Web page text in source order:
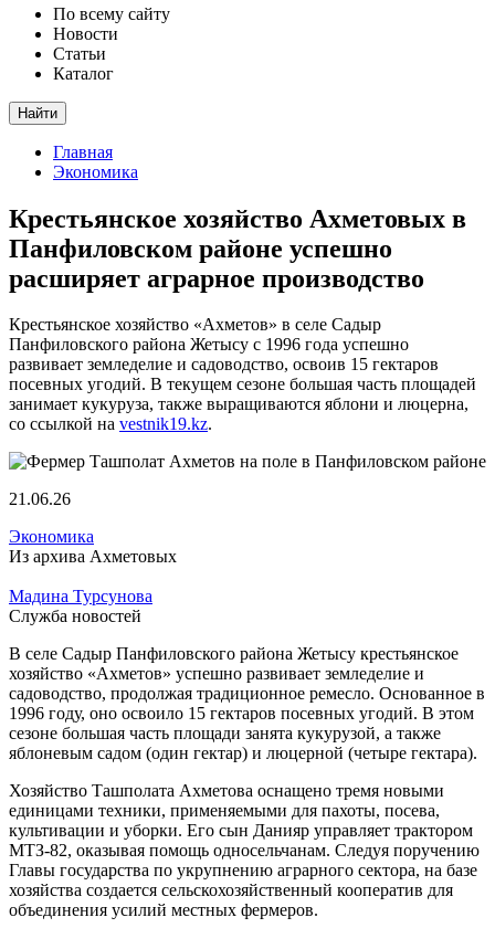
По всему сайту
Новости
Статьи
Каталог
Найти
Главная
Экономика
Крестьянское хозяйство Ахметовых в
Панфиловском районе успешно
расширяет аграрное производство
Крестьянское хозяйство «Ахметов» в селе Садыр
Панфиловского района Жетысу с 1996 года успешно
развивает земледелие и садоводство, освоив 15 гектаров
посевных угодий. В текущем сезоне большая часть площадей
занимает кукуруза, также выращиваются яблони и люцерна,
со ссылкой на vestnik19.kz.
21.06.26
Экономика
Из архива Ахметовых
Мадина Турсунова
Служба новостей
В селе Садыр Панфиловского района Жетысу крестьянское
хозяйство «Ахметов» успешно развивает земледелие и
садоводство, продолжая традиционное ремесло. Основанное в
1996 году, оно освоило 15 гектаров посевных угодий. В этом
сезоне большая часть площади занята кукурузой, а также
яблоневым садом (один гектар) и люцерной (четыре гектара).
Хозяйство Ташполата Ахметова оснащено тремя новыми
единицами техники, применяемыми для пахоты, посева,
культивации и уборки. Его сын Данияр управляет трактором
МТЗ-82, оказывая помощь односельчанам. Следуя поручению
Главы государства по укрупнению аграрного сектора, на базе
хозяйства создается сельскохозяйственный кооператив для
объединения усилий местных фермеров.